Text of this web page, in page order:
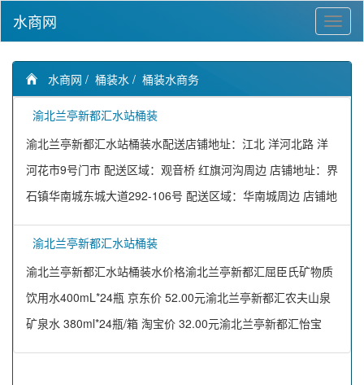
水商网
水商网 / 桶装水 / 桶装水商务
渝北兰亭新都汇水站桶装
渝北兰亭新都汇水站桶装水配送店铺地址：江北 洋河北路 洋
河花市9号门市 配送区域：观音桥 红旗河沟周边 店铺地址：界
石镇华南城东城大道292-106号 配送区域：华南城周边 店铺地
渝北兰亭新都汇水站桶装
渝北兰亭新都汇水站桶装水价格渝北兰亭新都汇屈臣氏矿物质
饮用水400mL*24瓶 京东价 52.00元渝北兰亭新都汇农夫山泉
矿泉水 380ml*24瓶/箱 淘宝价 32.00元渝北兰亭新都汇怡宝